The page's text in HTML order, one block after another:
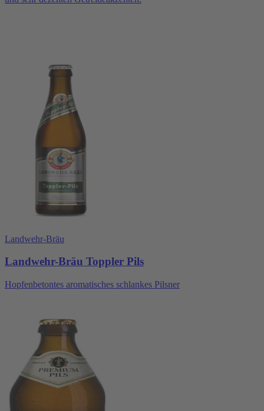
Landwehr-Bräu
Landwehr-Bräu Toppler Pils
Hopfenbetontes aromatisches schlankes Pilsner